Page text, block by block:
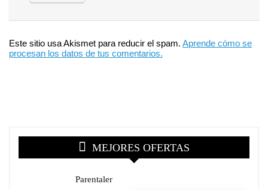
Este sitio usa Akismet para reducir el spam. Aprende cómo se
procesan los datos de tus comentarios.
MEJORES OFERTAS
Parentaler